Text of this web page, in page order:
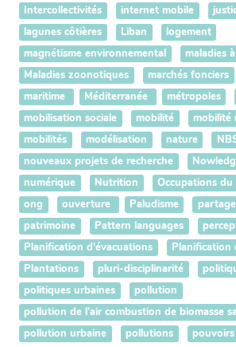
Intercollectivités
internet mobile
lagunes côtières
Liban
logement
magnétisme environnemental
maladies
Maladies zoonotiques
marchés fonciers
maritime
Méditerranée métropoles
mobilisation sociale
mobilité
mobilité
mobilités
modélisation nature
nouveaux projets de recherche
numérique
Nutrition Occupations du
ong
ouverture Paludisme partage
patrimoine
Pattern languages
Planification d'évacuations
Planification
Plantations
pluri-disciplinarité
politiques urbaines
pollution
pollution de l’air combustion de biomasse
pollution urbaine
pollutions
pouvoirs